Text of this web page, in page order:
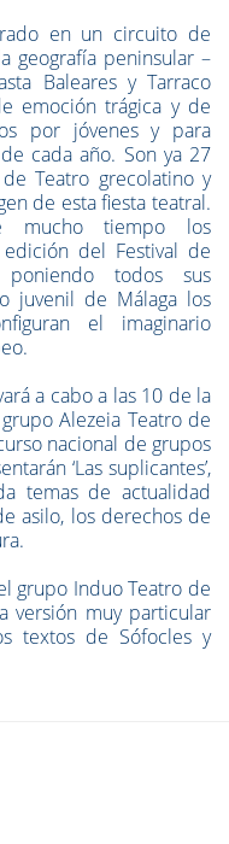
en un circuito de
geografía peninsular –
Baleares y Tarraco
emoción trágica y de
por jóvenes y para
cada año. Son ya 27
Teatro grecolatino y
de esta fiesta teatral.
mucho tiempo los
del Festival de
poniendo todos sus
juvenil de Málaga los
el imaginario
a cabo a las 10 de la
Alezeia Teatro de
nacional de grupos
‘Las suplicantes’,
temas de actualidad
asilo, los derechos de
grupo Induo Teatro de
versión muy particular
textos de Sófocles y